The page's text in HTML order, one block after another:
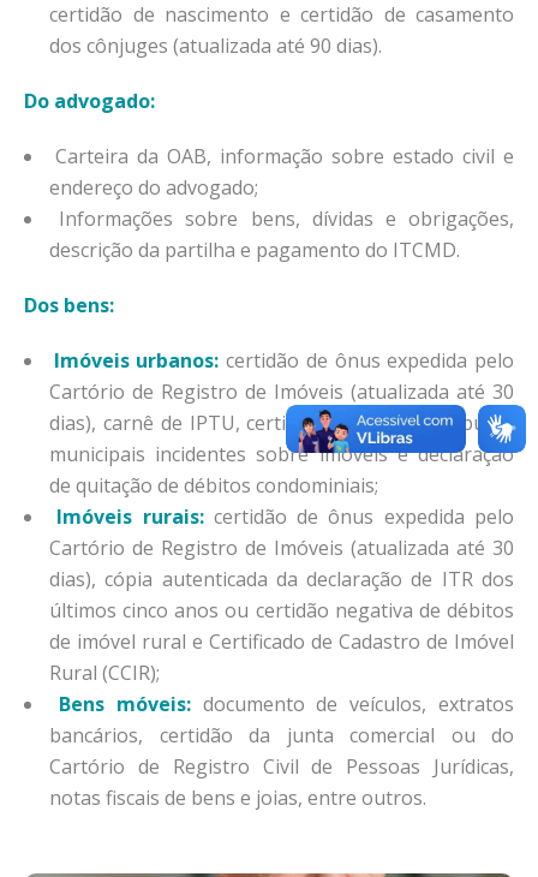
certidão de nascimento e certidão de casamento
dos cônjuges (atualizada até 90 dias).
Do advogado:
Carteira da OAB, informação sobre estado civil e
endereço do advogado;
Informações sobre bens, dívidas e obrigações,
descrição da partilha e pagamento do ITCMD.
Dos bens:
Imóveis urbanos:certidão de ônus expedida pelo
Cartório de Registro de Imóveis (atualizada até 30
dias), carnê de IPTU, certidão negativa de tributos
municipais incidentes sobre imóveis e declaração
de quitação de débitos condominiais;
Imóveis rurais: certidão de ônus expedida pelo
Cartório de Registro de Imóveis (atualizada até 30
dias), cópia autenticada da declaração de ITR dos
últimos cinco anos ou certidão negativa de débitos
de imóvel rural e Certificado de Cadastro de Imóvel
Rural (CCIR);
Bens móveis: documento de veículos, extratos
bancários, certidão da junta comercial ou do
Cartório de Registro Civil de Pessoas Jurídicas,
notas fiscais de bens e joias, entre outros.